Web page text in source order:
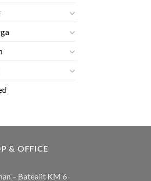
& OFFICE
– Batealit KM 6